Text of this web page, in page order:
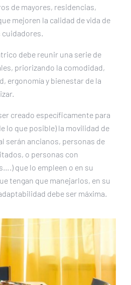
de mayores, residencias,
mejoren la calidad de vida de
debe reunir una serie de
priorizando la comodidad,
ergonomía y bienestar de la
creado específicamente para
lo que posible) la movilidad de
serán ancianos, personas de
o personas con
que lo empleen o en su
tengan que manejarlos, en su
debe ser máxima.